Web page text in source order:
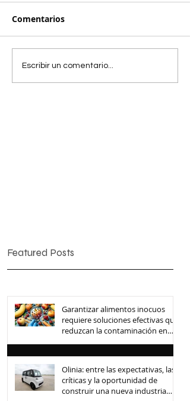
Comentarios
Escribir un comentario...
Featured Posts
Garantizar alimentos inocuos
requiere soluciones efectivas que
reduzcan la contaminación en
toda la cadena de suministro
Olinia: entre las expectativas, las
críticas y la oportunidad de
construir una nueva industria